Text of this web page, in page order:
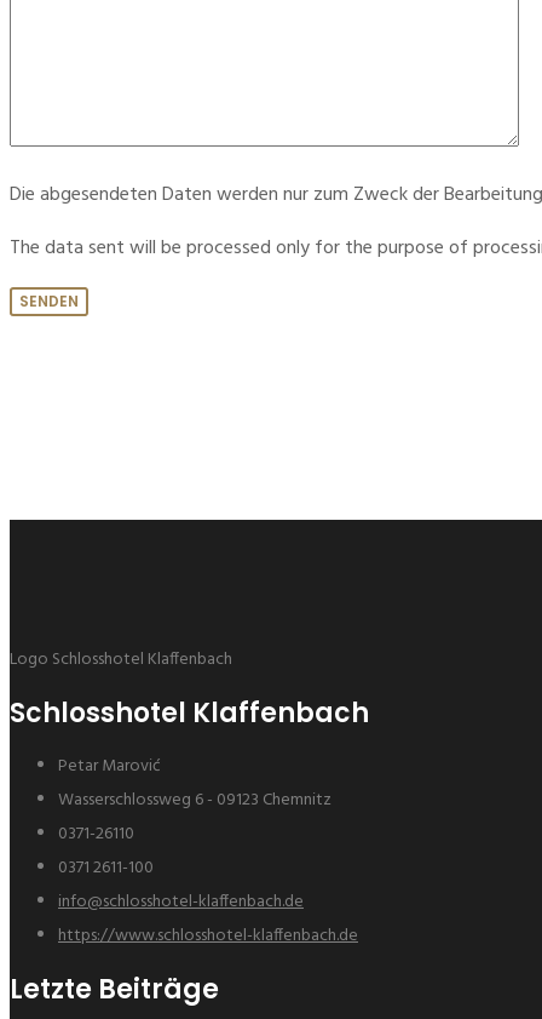
Die abgesendeten Daten werden nur zum Zweck der
The data sent will be processed only for the purpose of
Logo Schlosshotel Klaffenbach
Schlosshotel Klaffenbach
Petar Marović
Wasserschlossweg 6 - 09123 Chemnitz
0371-26110
0371 2611-100
info@schlosshotel-klaffenbach.de
https://www.schlosshotel-klaffenbach.de
Letzte Beiträge